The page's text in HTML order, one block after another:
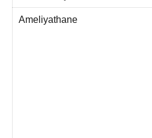
Ameliyathane